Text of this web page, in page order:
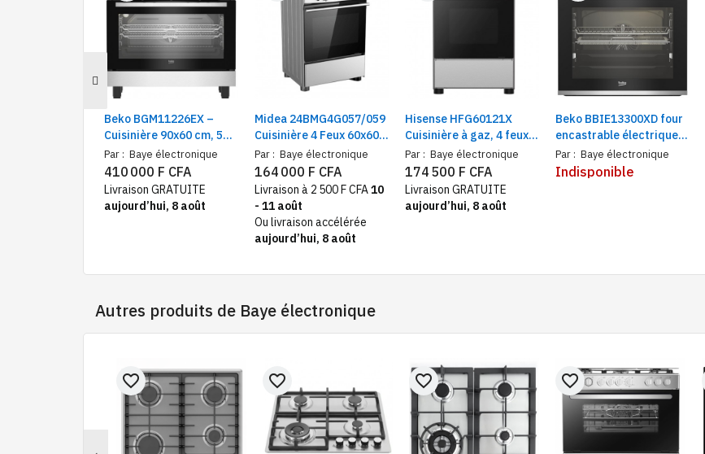
Beko BGM11226EX –
Cuisinière 90x60 cm, 5
feux gaz, four électrique
ventilé, inox
Par : Baye électronique
410 000 F CFA
Livraison GRATUITE
aujourd’hui, 8 août
Midea 24BMG4G057/059
Cuisinière 4 Feux 60x60 |
Gril + four à gaz | Lampe,
Rôtisserie | Pieds
Réglables
Par : Baye électronique
164 000 F CFA
Livraison à 2 500 F CFA10
- 11 août
Ou livraison accélérée
aujourd’hui, 8 août
Hisense HFG60121X
Cuisinière à gaz, 4 feux |
Volume four 67 litres |
Four & Grill à Gaz |
Lampe, Tournebroche,
Minuterie
Par : Baye électronique
174 500 F CFA
Livraison GRATUITE
aujourd’hui, 8 août
Beko BBIE13300XD four
encastrable électrique
72 litres gris, classe A+,
2400 W
Par : Baye électronique
Indisponible
Autres produits de Baye électronique
favorite_border favorite_border favorite_border favorite_border